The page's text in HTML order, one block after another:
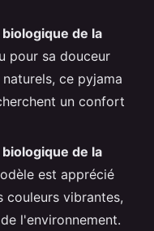
de la
pour sa douceur
ce pyjama
un confort
de la
est apprécié
couleurs vibrantes,
l'environnement.